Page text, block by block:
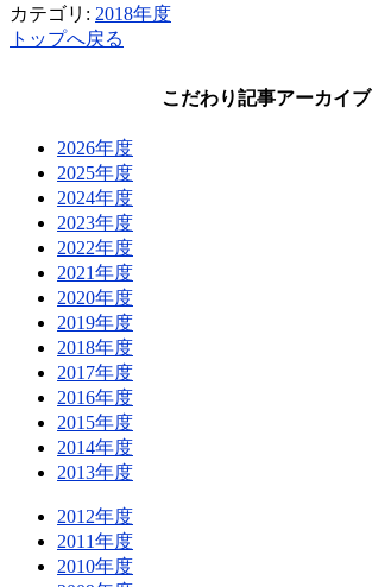
カテゴリ: 2018年度
トップへ戻る
こだわり記事アーカイブ
2026年度
2025年度
2024年度
2023年度
2022年度
2021年度
2020年度
2019年度
2018年度
2017年度
2016年度
2015年度
2014年度
2013年度
2012年度
2011年度
2010年度